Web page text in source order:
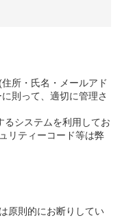
所・氏名・メールアド
則って、適切に管理さ
るシステムを利用してお
リティーコード等は弊
原則的にお断りしてい